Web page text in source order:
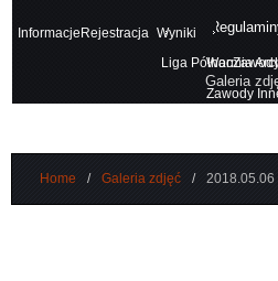
InformacjeRejestracja
Liga Północ
Wyniki
Warmia
Zawody
Galeria
Home / Galeria zdjęć / 2018.05.06